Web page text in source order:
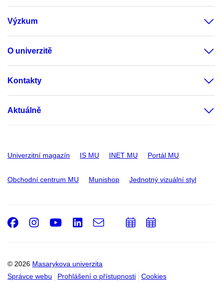
Výzkum
O univerzitě
Kontakty
Aktuálně
Univerzitní magazín IS MU INET MU Portál MU
Obchodní centrum MU Munishop Jednotný vizuální styl
© 2026 Masarykova univerzita
Správce webu
Prohlášení o přístupnosti Cookies
Facebook
Instagram
Youtube
LinkedIn
e-
PřidatPřidat